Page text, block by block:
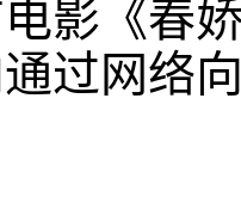
影《春
过网络